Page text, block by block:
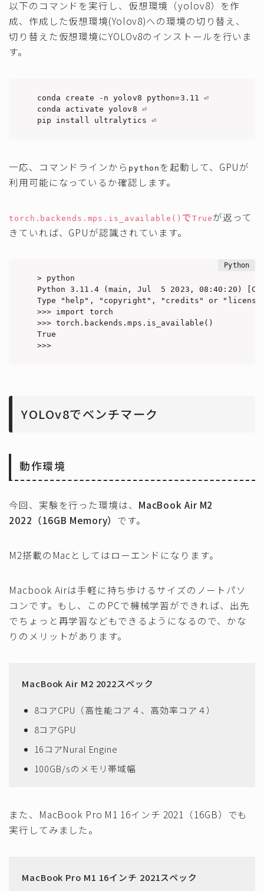
以下のコマンドを実行し、仮想環境（yolov8）を作
成、作成した仮想環境(Yolov8)への環境の切り替え、
切り替えた仮想環境にYOLOv8のインストールを行いま
す。
conda create -n yolov8 python=3.11 ⏎
conda activate yolov8 ⏎
pip install ultralytics ⏎
一応、コマンドラインから python を起動して、GPUが
利用可能になっているか確認します。
torch.backends.mps.is_available() で True が返って
きていれば、GPUが認識されています。
> python
Python 3.11.4 (main, Jul  5 2023, 08:40:20)
Type "help", "copyright", "credits" or
>>> import torch
>>> torch.backends.mps.is_available()
True
>>>
YOLOv8でベンチマーク
動作環境
今回、実験を行った環境は、 MacBook Air M2
2022（16GB Memory） です。
M2搭載のMacとしてはローエンドになります。
Macbook Airは手軽に持ち歩けるサイズのノートパソ
コンです。もし、このPCで機械学習ができれば、出先
でちょっと再学習などもできるようになるので、かな
りのメリットがあります。
MacBook Air M2 2022スペック
8コアCPU（高性能コア４、高効率コア４）
8コアGPU
16コアNural Engine
100GB/sのメモリ帯域幅
また、MacBook Pro M1 16インチ 2021（16GB）でも
実行してみました。
MacBook Pro M1 16インチ 2021スペック